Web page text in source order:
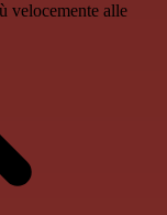
velocemente alle